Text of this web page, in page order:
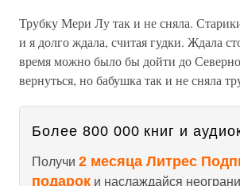
Трубку Мери Лу так и не сняла.
и я долго ждала, считая гудки. Ждала
время можно было бы дойти до
вернуться, но бабушка так и не сняла
Более 800 000 книг и
Получи 2 месяца Литрес
подарок и наслаждайся